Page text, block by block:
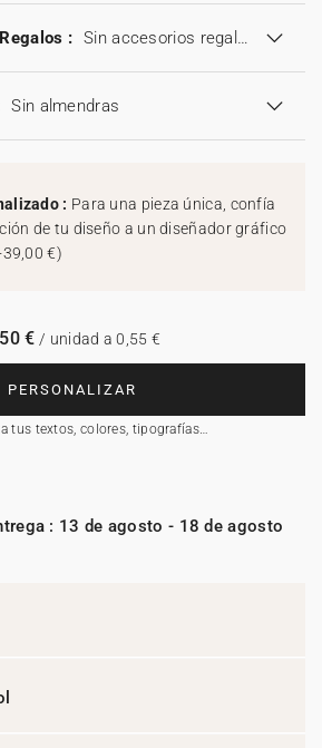
: Sin accesorios regalos
Sin almendras
: Para una pieza única, confía
de tu diseño a un diseñador gráfico
€)
PERSONALIZAR
tus textos, colores, tipografías…
€ / unidad a 0,55 €
: 13 de agosto - 18 de agosto